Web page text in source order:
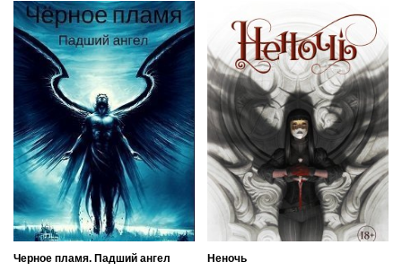
Черное пламя. Падший ангел Неночь